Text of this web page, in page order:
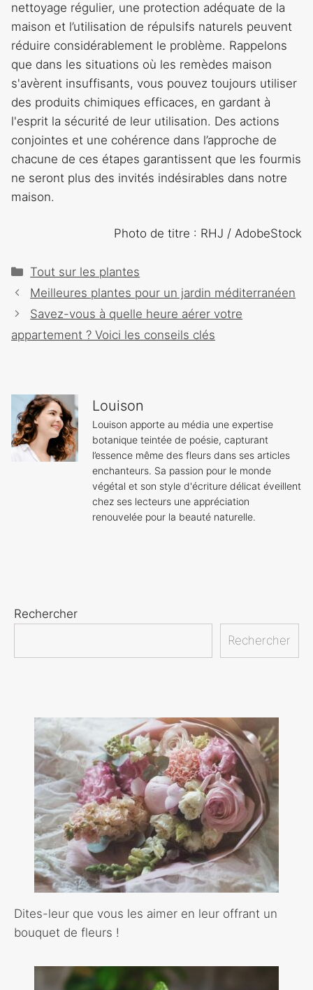
nettoyage régulier, une protection adéquate de la
maison et l’utilisation de répulsifs naturels peuvent
réduire considérablement le problème. Rappelons
que dans les situations où les remèdes maison
s'avèrent insuffisants, vous pouvez toujours utiliser
des produits chimiques efficaces, en gardant à
l'esprit la sécurité de leur utilisation. Des actions
conjointes et une cohérence dans l’approche de
chacune de ces étapes garantissent que les fourmis
ne seront plus des invités indésirables dans notre
maison.
Photo de titre : RHJ / AdobeStock
Catégories
Tout sur les plantes
Navigation
des
Meilleures plantes pour un jardin méditerranéen
Savez-vous à quelle heure aérer votre
appartement ? Voici les conseils clés
Louison
Louison apporte au média une expertise
botanique teintée de poésie, capturant
l’essence même des fleurs dans ses articles
enchanteurs. Sa passion pour le monde
végétal et son style d'écriture délicat éveillent
chez ses lecteurs une appréciation
renouvelée pour la beauté naturelle.
Rechercher
Rechercher
Dites-leur que vous les aimer en leur offrant un
bouquet de fleurs !